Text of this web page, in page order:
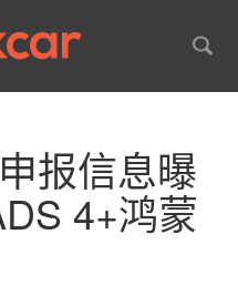
报信息曝
4+鸿蒙